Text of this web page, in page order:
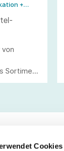
Cookies
+
Sortiment